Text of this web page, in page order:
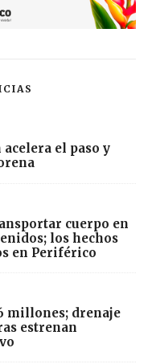
el paso y
cuerpo en
los hechos
en Periférico
millones; drenaje
estrenan